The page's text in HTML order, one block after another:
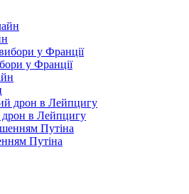
у Франції
дрон в Лейпцигу
Путіна